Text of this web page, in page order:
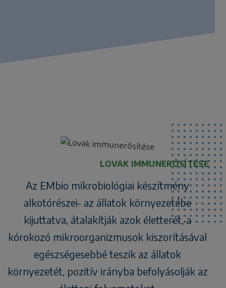
LOVAK IMMUNERŐSÍTÉSE
Az EMbio mikrobiológiai készítmény
alkotórészei- az állatok környezetébe
kijuttatva, átalakítják azok életterét, a
kórokozó mikroorganizmusok kiszorításával
egészségesebbé teszik az állatok
környezetét, pozitív irányba befolyásolják az